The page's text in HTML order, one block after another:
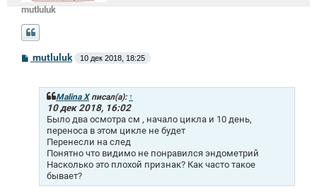
mutluluk
Сmutluluk 10 дек 2018, 18:25
Malina Xписал(а): ↑
10 дек 2018, 16:02
Было два осмотра см , начало цикла и 10 день,
переноса в этом цикле не будет
Перенесли на след
Понятно что видимо не понравился эндометрий
Насколько это плохой признак? Как часто такое
бывает?